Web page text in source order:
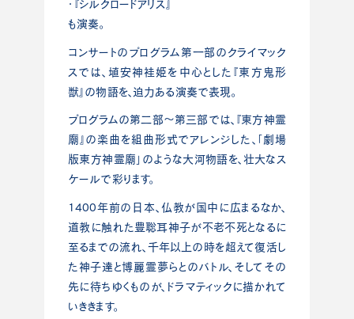
・『シルクロードアリス』
も演奏。
コンサートのプログラム第一部のクライマック
スでは、埴安神袿姫を中心とした『東方鬼形
獣』の物語を、迫力ある演奏で表現。
プログラムの第二部～第三部では、『東方神霊
廟』の楽曲を組曲形式でアレンジした、「劇場
版東方神霊廟」のような大河物語を、壮大なス
ケールで彩ります。
1400年前の日本、仏教が国中に広まるなか、
道教に触れた豊聡耳神子が不老不死となるに
至るまでの流れ、千年以上の時を超えて復活し
た神子達と博麗霊夢らとのバトル、そしてその
先に待ちゆくものが、ドラマティックに描かれて
いききます。